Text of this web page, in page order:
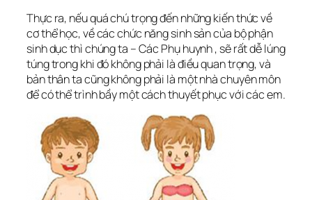
Thực ra, nếu quá chú trọng đến những kiến thức về
cơ thể học, về các chức năng sinh sản của bộ phận
sinh dục thì chúng ta – Các Phụ huynh , sẽ rất dễ lúng
túng trong khi đó không phải là điều quan trọng, và
bản thân ta cũng không phải là một nhà chuyên môn
để có thể trình bầy một cách thuyết phục với các em.